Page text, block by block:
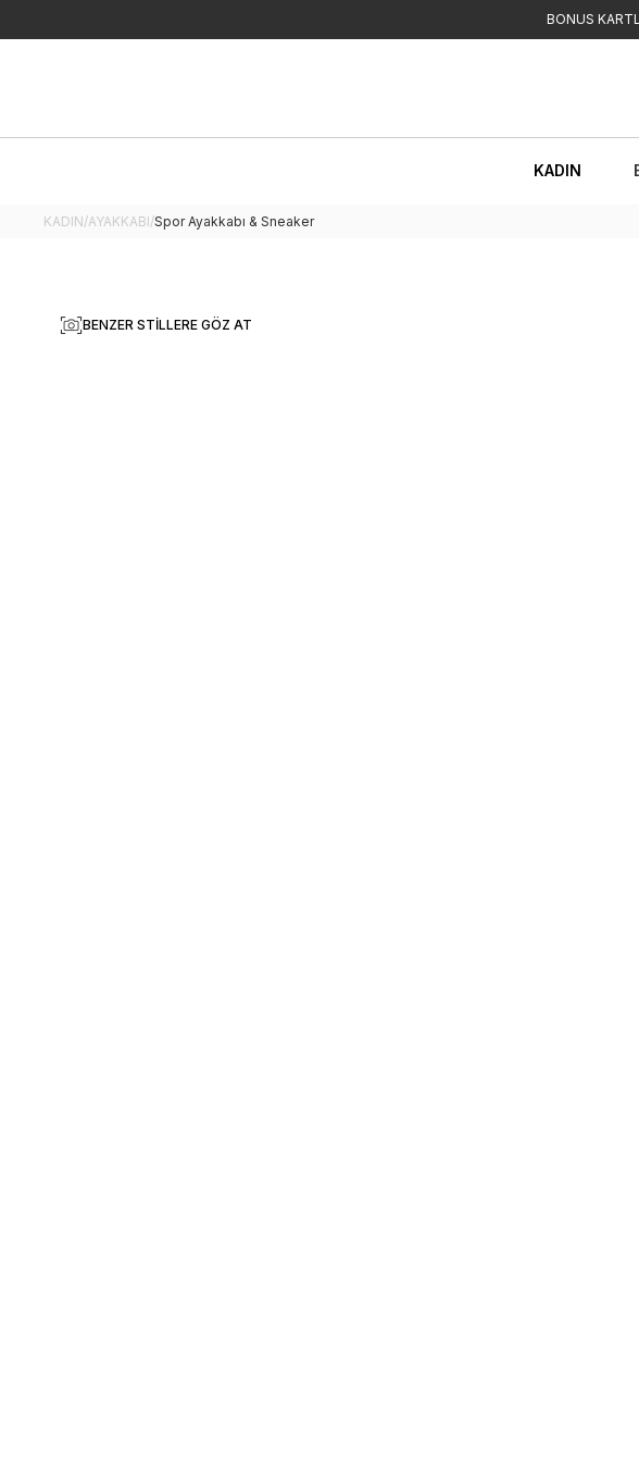
BONUS
KADIN
KADIN/AYAKKABI/Spor Ayakkabı & Sneaker
BENZER STILLERE GÖZ AT